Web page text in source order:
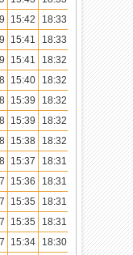
15:42 18:33
19:42
15:41 18:33
19:42
15:41 18:32
19:41
15:40 18:32
19:41
15:39 18:32
19:41
15:39 18:32
19:41
15:38 18:32
19:40
15:37 18:31
19:40
15:36 18:31
19:40
15:35 18:31
19:39
15:35 18:31
19:39
15:34 18:30
19:39